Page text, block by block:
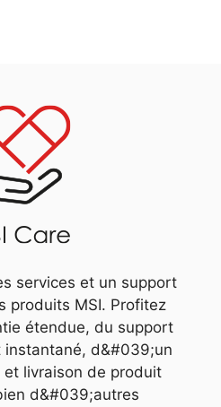
services et un support
produits MSI. Profitez
étendue, du support
d&#039;un
livraison de produit
d&#039;autres